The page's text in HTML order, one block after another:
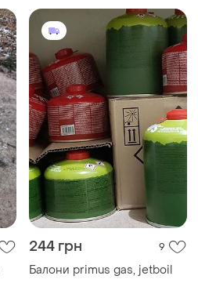
обогреватель для палатки
под резьбовой баллон
244 грн 9
Балони primus gas, jetboil